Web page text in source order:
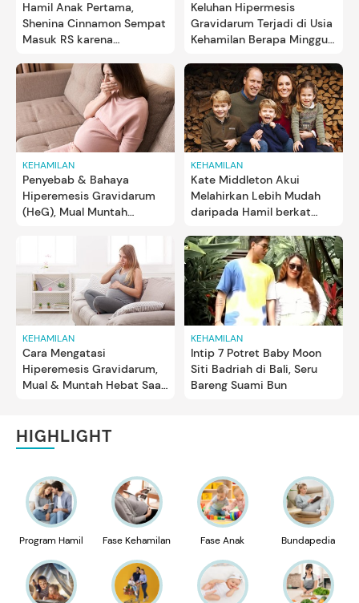
Hamil Anak Pertama,
Shenina Cinnamon Sempat
Masuk RS karena
Keluhan Hipermesis
Gravidarum Terjadi di Usia
Kehamilan Berapa Minggu?
KEHAMILAN
Penyebab & Bahaya
Hiperemesis Gravidarum
(HeG), Mual Muntah
KEHAMILAN
Kate Middleton Akui
Melahirkan Lebih Mudah
daripada Hamil berkat
KEHAMILAN
Cara Mengatasi
Hiperemesis Gravidarum,
Mual & Muntah Hebat Saat
KEHAMILAN
Intip 7 Potret Baby Moon
Siti Badriah di Bali, Seru
Bareng Suami Bun
HIGHLIGHT
Program Hamil Fase Kehamilan Fase Anak Bundapedia